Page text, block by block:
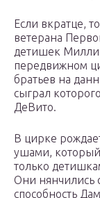
Если вкратце,
ветерана
детишек
передвижном
братьев на
сыграл
ДеВито.
В цирке
ушами,
только
Они нянчились
способность